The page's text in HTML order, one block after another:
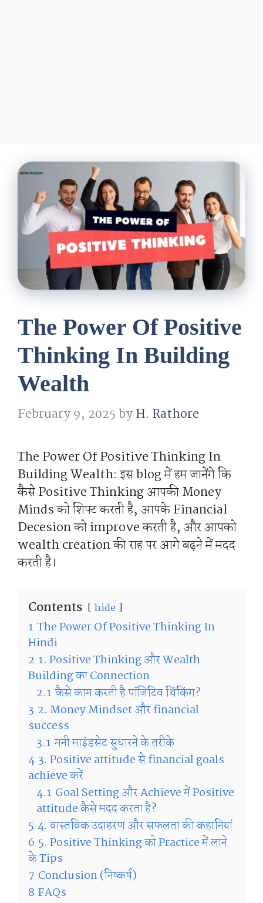
The Power Of Positive
Thinking In Building
Wealth
February 9, 2025byH. Rathore
The Power Of Positive Thinking In
Building Wealth: इस blog में हम जानेंगे कि
कैसे Positive Thinking आपकी Money
Minds को शिफ्ट करती है, आपके Financial
Decesion को improve करती है, और आपको
wealth creation की राह पर आगे बढ़ने में मदद
करती है।
Contents hide
1 The Power Of Positive Thinking In
Hindi
2 1. Positive Thinking और Wealth
Building का Connection
2.1 कैसे काम करती है पॉजिटिव थिंकिंग?
3 2. Money Mindset और financial
success
3.1 मनी माइंडसेट सुधारने के तरीके
4 3. Positive attitude से financial goals
achieve करें
4.1 Goal Setting और Achieve में Positive
attitude कैसे मदद करता है?
5 4. वास्तविक उदाहरण और सफलता की कहानियां
6 5. Positive Thinking को Practice में लाने
के Tips
7 Conclusion (निष्कर्ष)
8 FAQs